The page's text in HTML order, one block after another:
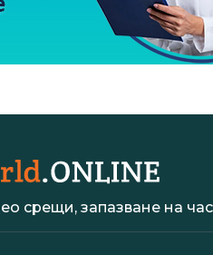
срещи, запазване на